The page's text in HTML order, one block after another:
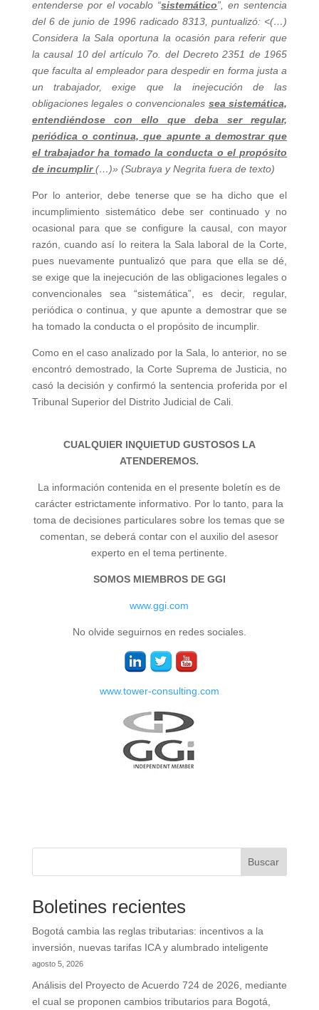
entenderse por el vocablo “sistemático”, en sentencia
del 6 de junio de 1996 radicado 8313, puntualizó: <(…)
Considera la Sala oportuna la ocasión para referir que
la causal 10 del artículo 7o. del Decreto 2351 de 1965
que faculta al empleador para despedir en forma justa a
un trabajador, exige que la inejecución de las
obligaciones legales o convencionales sea sistemática,
entendiéndose con ello que deba ser regular,
periódica o continua, que apunte a demostrar que
el trabajador ha tomado la conducta o el propósito
de incumplir(…)» (Subraya y Negrita fuera de texto)
Por lo anterior, debe tenerse que se ha dicho que el
incumplimiento sistemático debe ser continuado y no
ocasional para que se configure la causal, con mayor
razón, cuando así lo reitera la Sala laboral de la Corte,
pues nuevamente puntualizó que para que ella se dé,
se exige que la inejecución de las obligaciones legales o
convencionales sea “sistemática”, es decir, regular,
periódica o continua, y que apunte a demostrar que se
ha tomado la conducta o el propósito de incumplir.
Como en el caso analizado por la Sala, lo anterior, no se
encontró demostrado, la Corte Suprema de Justicia, no
casó la decisión y confirmó la sentencia proferida por el
Tribunal Superior del Distrito Judicial de Cali.
CUALQUIER INQUIETUD GUSTOSOS LA
ATENDEREMOS.
La información contenida en el presente boletín es de
carácter estrictamente informativo. Por lo tanto, para la
toma de decisiones particulares sobre los temas que se
comentan, se deberá contar con el auxilio del asesor
experto en el tema pertinente.
SOMOS MIEMBROS DE GGI
www.ggi.com
No olvide seguirnos en redes sociales.
www.tower-consulting.com
Buscar
Boletines recientes
Bogotá cambia las reglas tributarias: incentivos a la
inversión, nuevas tarifas ICA y alumbrado inteligente
agosto 5, 2026
Análisis del Proyecto de Acuerdo 724 de 2026, mediante
el cual se proponen cambios tributarios para Bogotá,